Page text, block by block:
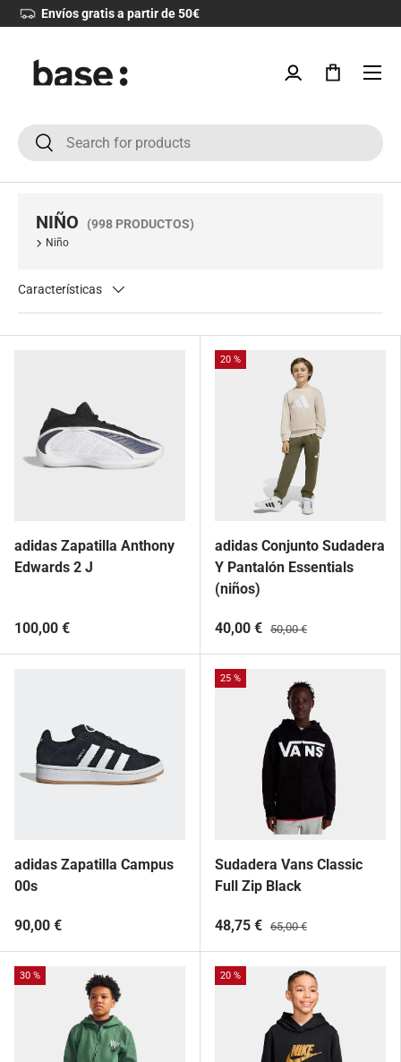
Devoluciones 30 días
Iniciar sesión
Bolsa
Menú
BuscarBuscar
NIÑO (998 PRODUCTOS)
Niño
Características
adidas Zapatilla Anthony
Edwards 2 J
100,00 €
20 %
adidas Conjunto Sudadera
Y Pantalón Essentials
(niños)
40,00 € 50,00 €
adidas Zapatilla Campus
00s
90,00 €
25 %
Sudadera Vans Classic
Full Zip Black
48,75 € 65,00 €
30 % 20 %